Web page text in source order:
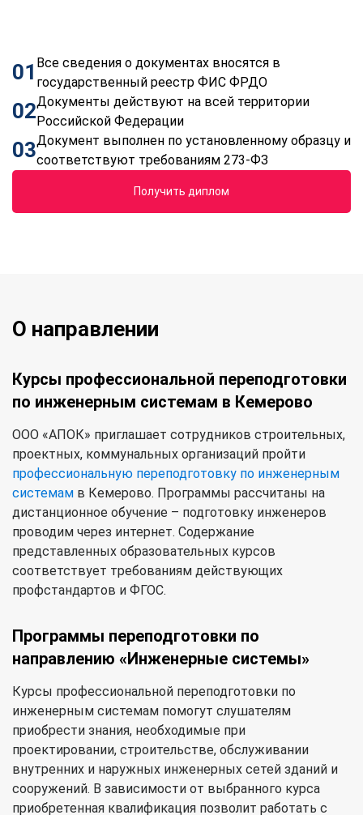
01 Все сведения о документах вносятся в
государственный реестр ФИС ФРДО
02Документы действуют на всей территории
Российской Федерации
03Документ выполнен по установленному образцу и
соответствуют требованиям 273-ФЗ
Получить диплом
О направлении
Курсы профессиональной переподготовки
по инженерным системам в Кемерово
ООО «АПОК» приглашает сотрудников строительных,
проектных, коммунальных организаций пройти
профессиональную переподготовку по инженерным
системам в Кемерово. Программы рассчитаны на
дистанционное обучение – подготовку инженеров
проводим через интернет. Содержание
представленных образовательных курсов
соответствует требованиям действующих
профстандартов и ФГОС.
Программы переподготовки по
направлению «Инженерные системы»
Курсы профессиональной переподготовки по
инженерным системам помогут слушателям
приобрести знания, необходимые при
проектировании, строительстве, обслуживании
внутренних и наружных инженерных сетей зданий и
сооружений. В зависимости от выбранного курса
приобретенная квалификация позволит работать с